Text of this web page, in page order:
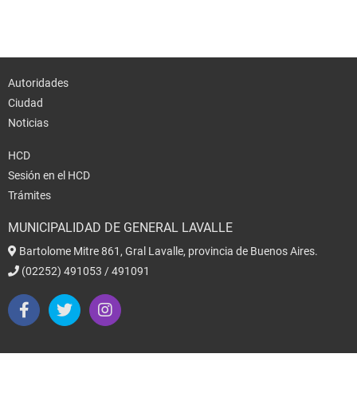
Autoridades
Ciudad
Noticias
HCD
Sesión en el HCD
Trámites
MUNICIPALIDAD DE GENERAL LAVALLE
Bartolome Mitre 861, Gral Lavalle, provincia de Buenos Aires.
(02252) 491053 / 491091